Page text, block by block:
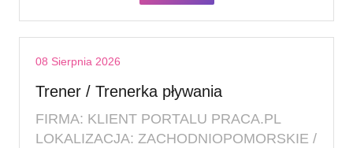
08 Sierpnia 2026
Trener / Trenerka pływania
FIRMA: KLIENT PORTALU PRACA.PL
LOKALIZACJA: ZACHODNIOPOMORSKIE /